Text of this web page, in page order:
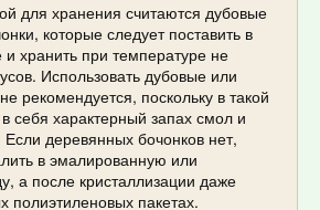
для хранения считаются дубовые
которые следует поставить в
хранить при температуре не
Использовать дубовые или
рекомендуется, поскольку в такой
себя характерный запах смол и
деревянных бочонков нет,
в эмалированную или
а после кристаллизации даже
полиэтиленовых пакетах.